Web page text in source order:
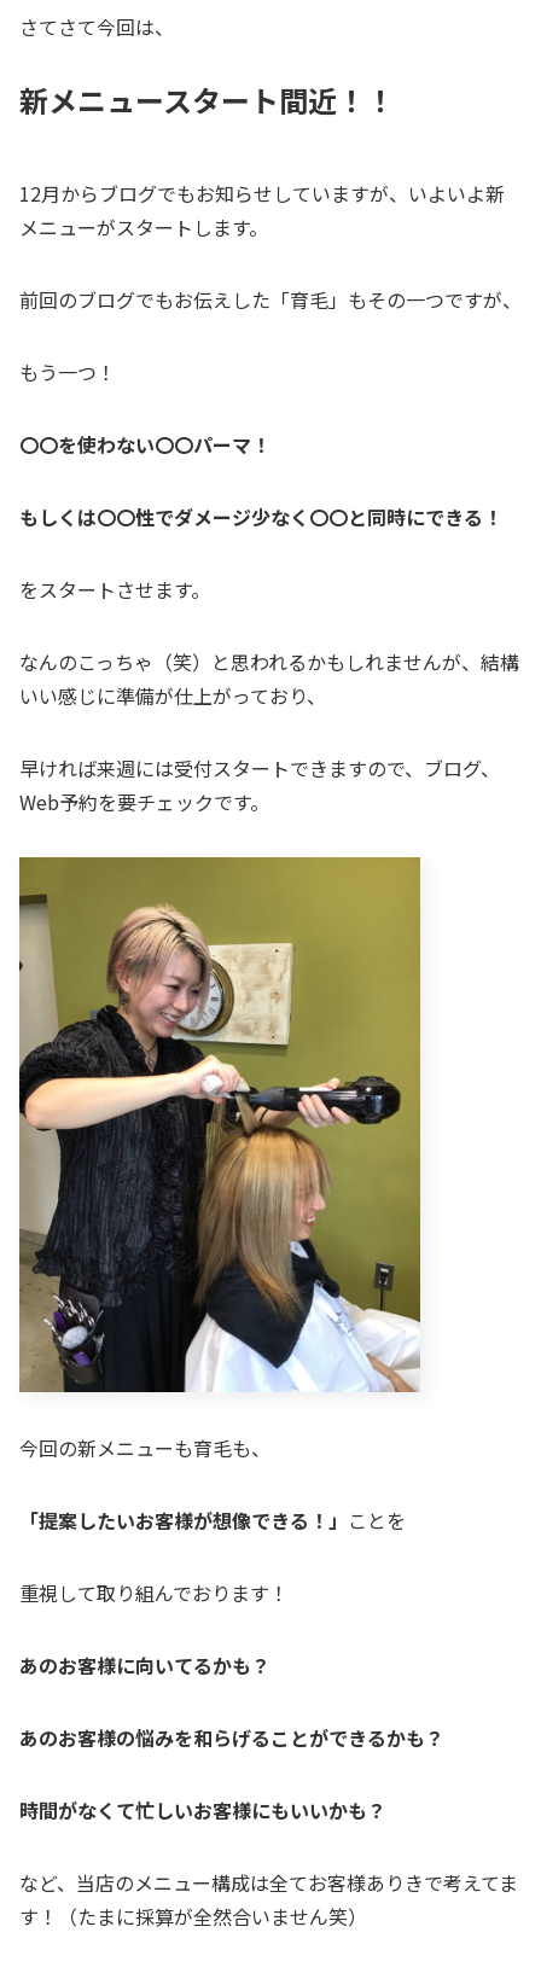
さてさて今回は、
新メニュースタート間近！！
12月からブログでもお知らせしていますが、いよいよ新
メニューがスタートします。
前回のブログでもお伝えした「育毛」もその一つですが、
もう一つ！
〇〇を使わない〇〇パーマ！
もしくは〇〇性でダメージ少なく〇〇と同時にできる！
をスタートさせます。
なんのこっちゃ（笑）と思われるかもしれませんが、結構
いい感じに準備が仕上がっており、
早ければ来週には受付スタートできますので、ブログ、
Web予約を要チェックです。
今回の新メニューも育毛も、
「提案したいお客様が想像できる！」 ことを
重視して取り組んでおります！
あのお客様に向いてるかも？
あのお客様の悩みを和らげることができるかも？
時間がなくて忙しいお客様にもいいかも？
など、当店のメニュー構成は全てお客様ありきで考えてま
す！（たまに採算が全然合いません笑）